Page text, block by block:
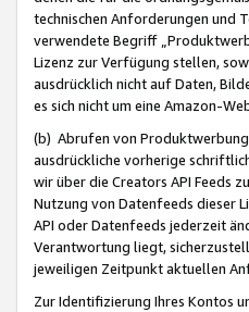
technischen Anforderungen und
verwendete Begriff
Lizenz zur Verfügung stellen,
ausdrücklich nicht auf Daten,
es sich nicht um eine Amazon-
(b) Abrufen von
ausdrückliche vorherige
wir über die Creators API Feeds
Nutzung von Datenfeeds dieser
API oder Datenfeeds jederzeit
Verantwortung liegt,
jeweiligen Zeitpunkt aktuellen
Zur Identifizierung Ihres Kontos